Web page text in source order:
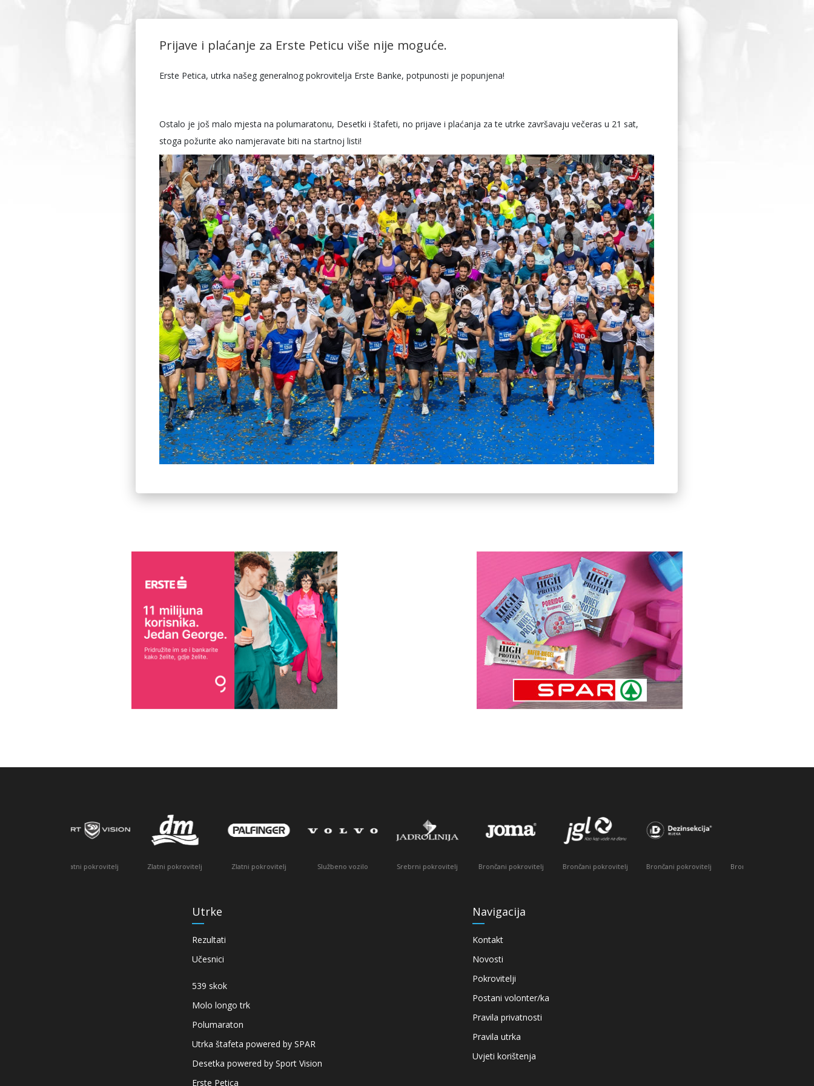
Prijave i plaćanje za Erste Peticu više nije moguće.
Erste Petica, utrka našeg generalnog pokrovitelja Erste Banke, potpunosti je popunjena!
Ostalo je još malo mjesta na polumaratonu, Desetki i štafeti, no prijave i plaćanja za te utrke završavaju večeras u 21 sat,
stoga požurite ako namjeravate biti na startnoj listi!
Zlatni pokrovitelj Zlatni pokrovitelj Službeno vozilo Srebrni pokrovitelj Brončani pokrovitelj Brončani pokrovitelj Brončani pokrovitelj Brončani pokrovitelj
Utrke
Rezultati
Učesnici
539 skok
Molo longo trk
Polumaraton
Utrka štafeta powered by SPAR
Desetka powered by Sport Vision
Erste Petica
Navigacija
Kontakt
Novosti
Pokrovitelji
Postani volonter/ka
Pravila privatnosti
Pravila utrka
Uvjeti korištenja